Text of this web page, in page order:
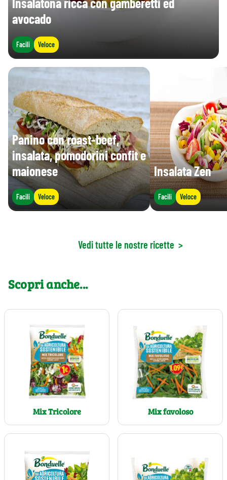
avocado
Facili Veloce
Panino con roast-beef,
insalata, pomodorini confit e
maionese
Facili Veloce
Insalata Zen
Facili Veloce
Vedi tutte le nostre ricette >
Scopri anche...
Mix Tricolore Mix favoloso